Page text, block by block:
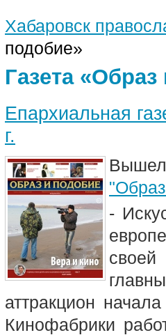
Хабаровск
подобие»
Газета
Епархиальная
г.
Вышел
-
своей
аттракцион
Кинофабрики